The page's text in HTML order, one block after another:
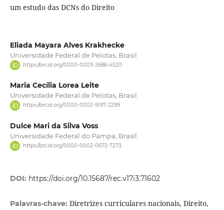
um estudo das DCNs do Direito
Eliada Mayara Alves Krakhecke
Universidade Federal de Pelotas, Brasil
https://orcid.org/0000-0003-2686-4520
Maria Cecília Lorea Leite
Universidade Federal de Pelotas, Brasil
https://orcid.org/0000-0002-9197-2299
Dulce Mari da Silva Voss
Universidade Federal do Pampa, Brasil
https://orcid.org/0000-0002-0672-7273
DOI: https://doi.org/10.15687/rec.v17i3.71602
Palavras-chave: Diretrizes curriculares nacionais, Direito,